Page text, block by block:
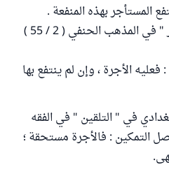
المستأجر بهذه المنفعة .
في " الاختيار لتعليل المختار " في المذهب الحنفي ( 2 / 55 )
الأجرة ، وإن لم ينتفع بها
في " التلقين " في الفقه
) : " وإذا حصل التمكين : فالأجرة مستحقة ؛